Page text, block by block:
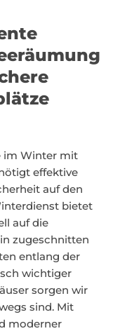
im Winter mit
effektive
auf den
bietet
auf die
zugeschnitten
entlang der
wichtiger
sorgen wir
sind. Mit
moderner